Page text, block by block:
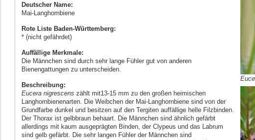
Deutscher Name:
Mai-Langhornbiene
Rote Liste Baden-Württemberg:
* (nicht gefährdet)
Auffällige Merkmale:
Die Männchen sind durch sehr lange Fühler gut von anderen
Bienengattungen zu unterscheiden.
Beschreibung:
Eucera nigrescens zählt mit13-15 mm zu den großen heimischen
Langhornbienenarten. Die Weibchen der Mai-Langhornbiene sind von der
Grundfarbe dunkel und besitzen auf den Tergiten auffällige helle Filzbinden.
Der Thorax ist gelbbraun behaart. Die Männchen sind ähnlich gefärbt
allerdings mit kaum ausgeprägten Binden, der Clypeus und das Labrum
sind gelb gefärbt. Die sehr langen Fühler der Männchen sind